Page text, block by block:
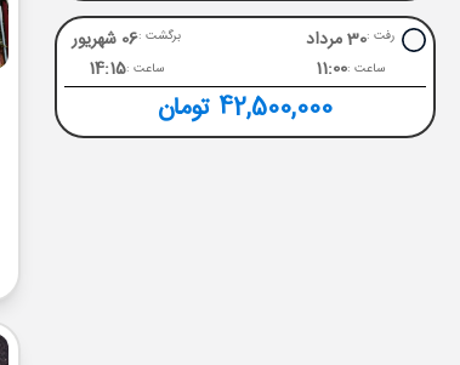
رفت :30 مرداد
ساعت :11:00
برگشت :06 شهریور
ساعت :14:15
42,500,000 تومان